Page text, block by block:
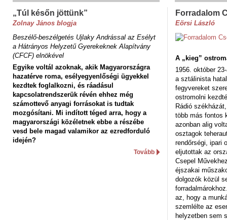
„Túl későn jöttünk”
Zolnay János blogja
Beszélő-beszélgetés Ujlaky Andrással az Esélyt
a Hátrányos Helyzetű Gyerekeknek Alapítvány
(CFCF) elnökével
Egyike voltál azoknak, akik Magyarországra
hazatérve roma, esélyegyenlőségi ügyekkel
kezdtek foglalkozni, és ráadásul
kapcsolatrendszerük révén ehhez még
számottevő anyagi forrásokat is tudtak
mozgósítani. Mi indított téged arra, hogy a
magyarországi közéletnek ebbe a részébe
vesd bele magad valamikor az ezredforduló
idején?
Tovább
Forradalom
Eörsi László
A „kieg”
1956. október
a sztálinista
fegyvereket
ostromolni
Rádió
több más fontos
azonban alig
osztagok
rendőrségi, ipari
eljutottak az
Csepel
éjszakai
dolgozók közül
az, hogy a
szemlélte az
helyzetben sem